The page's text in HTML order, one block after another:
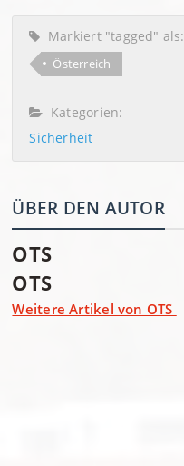
Markiert "tagged" als:
Österreich
Kategorien:
Sicherheit
ÜBER DEN AUTOR
OTS
OTS
Weitere Artikel von OTS